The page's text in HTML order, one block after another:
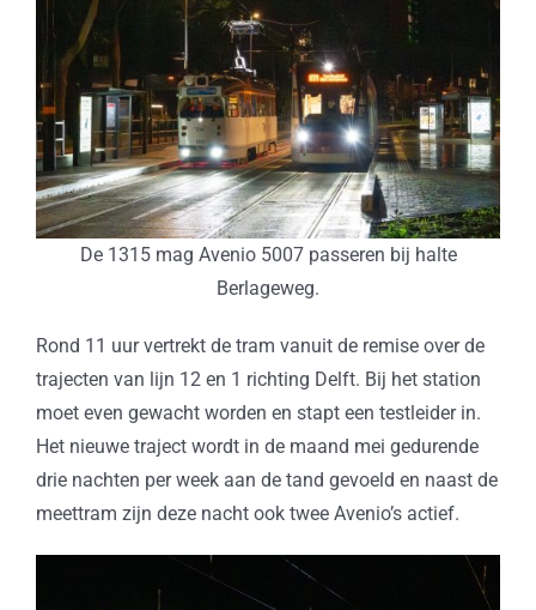
De 1315 mag Avenio 5007 passeren bij halte
Berlageweg.
Rond 11 uur vertrekt de tram vanuit de remise over de
trajecten van lijn 12 en 1 richting Delft. Bij het station
moet even gewacht worden en stapt een testleider in.
Het nieuwe traject wordt in de maand mei gedurende
drie nachten per week aan de tand gevoeld en naast de
meettram zijn deze nacht ook twee Avenio’s actief.